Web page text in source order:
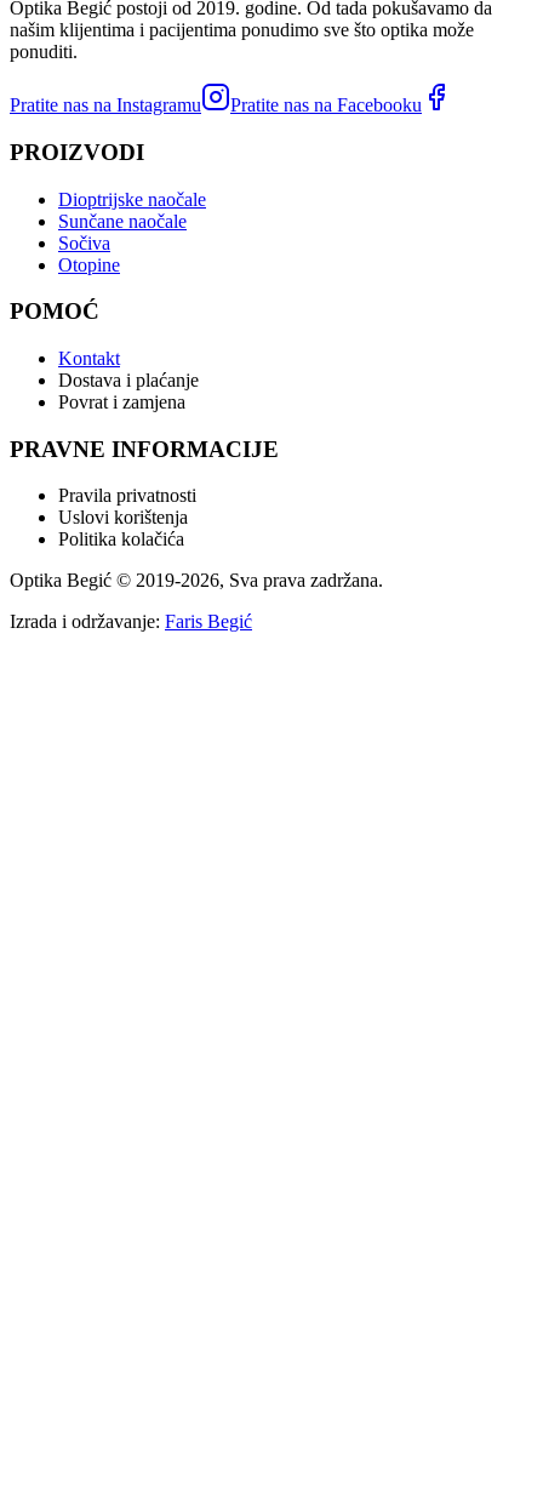
Optika Begić postoji od 2019. godine. Od tada pokušavamo da
našim klijentima i pacijentima ponudimo sve što optika može
ponuditi.
Pratite nas na Instagramu Pratite nas na Facebooku
PROIZVODI
Dioptrijske naočale
Sunčane naočale
Sočiva
Otopine
POMOĆ
Kontakt
Dostava i plaćanje
Povrat i zamjena
PRAVNE INFORMACIJE
Pravila privatnosti
Uslovi korištenja
Politika kolačića
Optika Begić © 2019-2026, Sva prava zadržana.
Izrada i održavanje: Faris Begić